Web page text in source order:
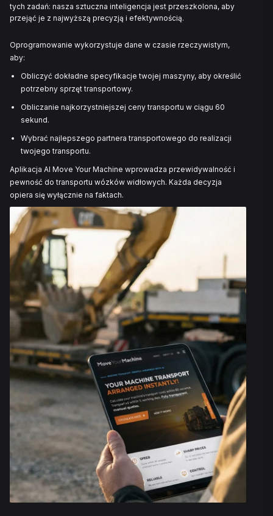
CO SPRAWIA, ŻE TRANSPORT
WÓZKÓW WIDŁOWYCH JEST
KOMPLEKSOWY?
„Po prostu umieścić kilka wózków widłowych w
Brzmi to tak prosto, ale może być dość
wózek widłowy jest technicznie łatwy do
tradycyjne podejście do organizacji transportu
czasu. Ręczne składanie ofert i czekanie na
powoduje niepotrzebne opóźnienia. To zakłóca
projektów i powoduje irytację u klienta końcowego.
Nasza platforma eliminuje największe źródło
nieefektywne przepisy przy każdej przeprowadzce.
MOC SZTUCZNEJ INTELIGENCJI
TRANSPORCIE WÓZKÓW
Przygotowanie i zorganizowanie transportu wózków
wiąże się z wieloma powtarzającymi się zadaniami,
porównywanie ofert, wybieranie partnerów i
transportów. Planiści transportu mogą spokojnie
tych zadań: nasza sztuczna inteligencja jest
przejąć je z najwyższą precyzją i efektywnością.
Oprogramowanie wykorzystuje dane w czasie
Obliczyć dokładne specyfikacje twojej maszyny,
potrzebny sprzęt transportowy.